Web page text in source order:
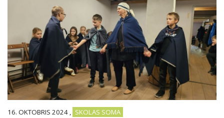
16. OKTOBRIS 2024 , SKOLAS SOMA